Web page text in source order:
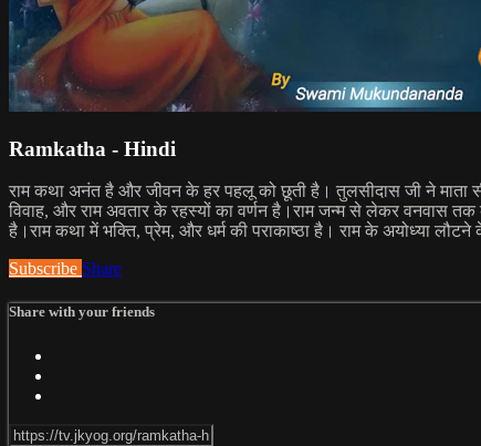
Ramkatha - Hindi
राम कथा अनंत है और जीवन के हर पहलू को छूती है। तुलसीदास जी ने माता
विवाह, और राम अवतार के रहस्यों का वर्णन है।राम जन्म से लेकर वनवास
है।राम कथा में भक्ति, प्रेम, और धर्म की पराकाष्ठा है। राम के अयोध्या
Subscribe Share
Share with your friends